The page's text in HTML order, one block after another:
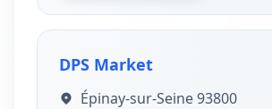
DPS Market
Épinay-sur-Seine 93800